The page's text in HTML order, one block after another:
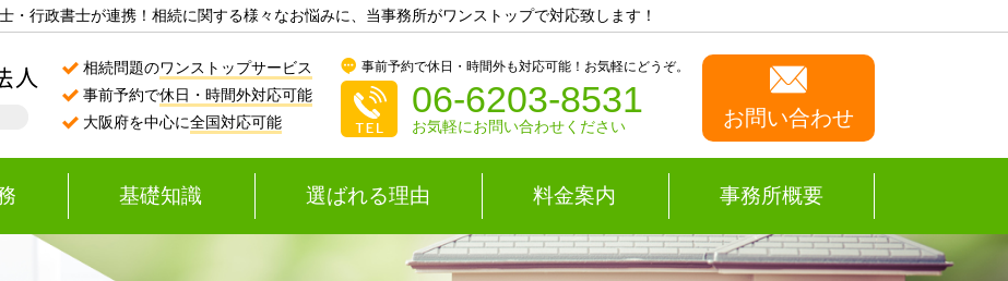
・行政書士が連携！相続に関する様々なお悩みに、当事務所がワンストップで対応致します！
相続問題のワンストップサービス
事前予約で休日・時間外対応可能
大阪府を中心に全国対応可能
事前予約で休日・時間外も対応可能！お気軽にどうぞ。
06-6203-8531
お気軽にお問い合わせください お問い合わせ
基礎知識 選ばれる理由 料金案内 事務所概要